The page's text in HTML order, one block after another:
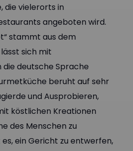
die vielerorts in
angeboten wird.
stammt aus dem
sich mit
die deutsche Sprache
beruht auf sehr
und Ausprobieren,
köstlichen Kreationen
des Menschen zu
es, ein Gericht zu entwerfen,